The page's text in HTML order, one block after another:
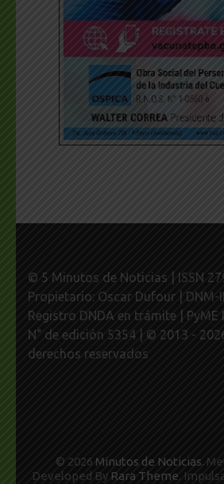
© 5 Minutos de Noticias | ISSN
Propietario: Oscar Dufour | DNM-
Registro DNDA en trámite | PyME
N° de edición 5354 | © 2013 -
derechos reservados
© 2026 Minutos de Noticias.
Developed By Rara Theme.